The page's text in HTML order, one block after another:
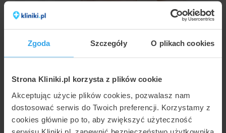
Zgoda Szczegóły O plikach cookies
Strona Kliniki.pl korzysta z plików cookie
Akceptując użycie plików cookies, pozwalasz nam
dostosować serwis do Twoich preferencji. Korzystamy z
cookies głównie po to, aby zwiększyć użyteczność
serwisu Kliniki.pl, zapewnić bezpieczeństwo użytkownika
głowy?